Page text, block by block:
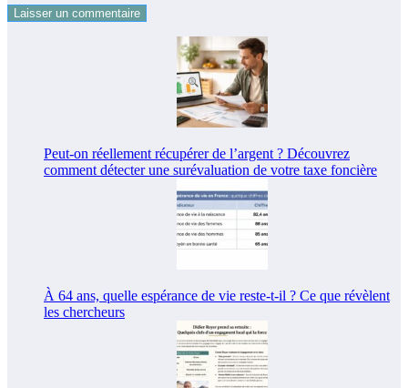
Peut-on réellement récupérer de l’argent ? Découvrez
comment détecter une surévaluation de votre taxe foncière
À 64 ans, quelle espérance de vie reste-t-il ? Ce que révèlent
les chercheurs